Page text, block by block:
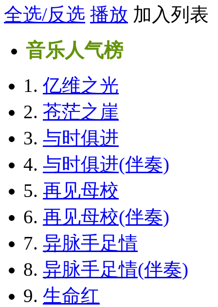
全选/反选 播放 加入列表
音乐人气榜
1. 亿维之光
2. 苍茫之崖
3. 与时俱进
4. 与时俱进(伴奏)
5. 再见母校
6. 再见母校(伴奏)
7. 异脉手足情
8. 异脉手足情(伴奏)
9. 生命红